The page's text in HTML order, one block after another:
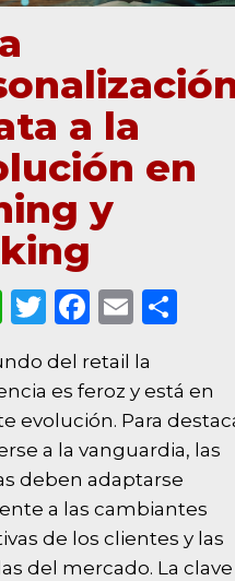
a la
en
y
WhatsApp
TwitterEmail
del retail la
es feroz y está en
evolución. Para
a la vanguardia, las
deben adaptarse
a las cambiantes
de los clientes y las
del mercado. La clave